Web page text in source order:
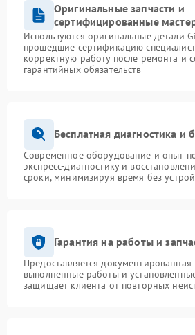
Оригинальные запчасти и
сертифицированные
Используются оригинальные детали
прошедшие сертификацию
корректную работу после ремонта и
гарантийных обязательств
Бесплатная диагностика и
Современное оборудование и опыт
экспресс-диагностику и
сроки, минимизируя время без
Гарантия на работы и
Предоставляется документированная
выполненные работы и
защищает клиента от повторных